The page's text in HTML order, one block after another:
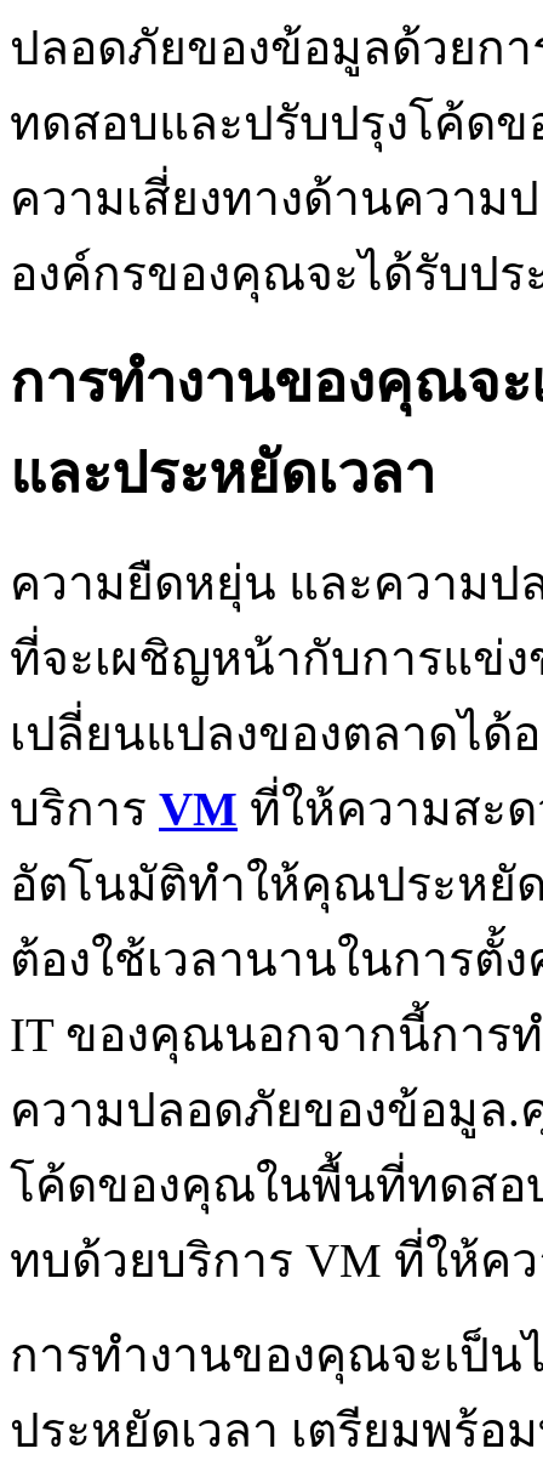
ปลอดภัยของข้อมูลด้วยก
ทดสอบและปรับปรุงโค้ดข
ความเสี่ยงทางด้านความ
องค์กรของคุณจะได้รับป
การทำงานของคุณจ
และประหยัดเวลา
ความยืดหยุ่น และความ
ที่จะเผชิญหน้ากับการแข่
เปลี่ยนแปลงของตลาดได้
บริการ VM ที่ให้ความสะ
อัตโนมัติทำให้คุณประหยั
ต้องใช้เวลานานในการตั้
IT ของคุณนอกจากนี้การ
ความปลอดภัยของข้อมูล.
โค้ดของคุณในพื้นที่ทดสอ
ทบด้วยบริการ VM ที่ให้ค
การทำงานของคุณจะเป็
ประหยัดเวลา เตรียมพร้